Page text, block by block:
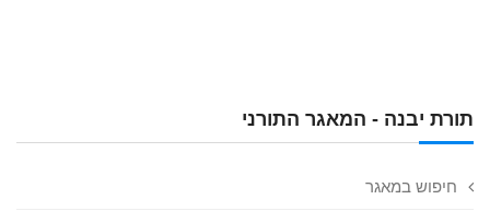
תורת יבנה - המאגר התורני
חיפוש במאגר